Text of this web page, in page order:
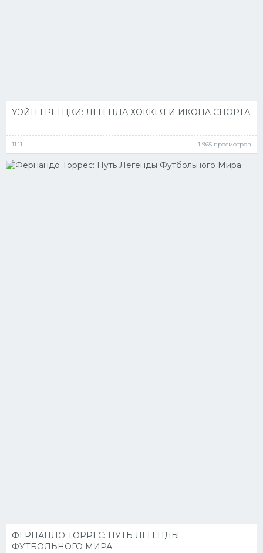
УЭЙН ГРЕТЦКИ: ЛЕГЕНДА ХОККЕЯ И ИКОНA СПОРТА
11.11 1 965 просмотров
ФЕРНАНДО ТОРРЕС: ПУТЬ ЛЕГЕНДЫ
ФУТБОЛЬНОГО МИРА